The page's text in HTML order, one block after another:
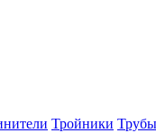
Тройники Трубы